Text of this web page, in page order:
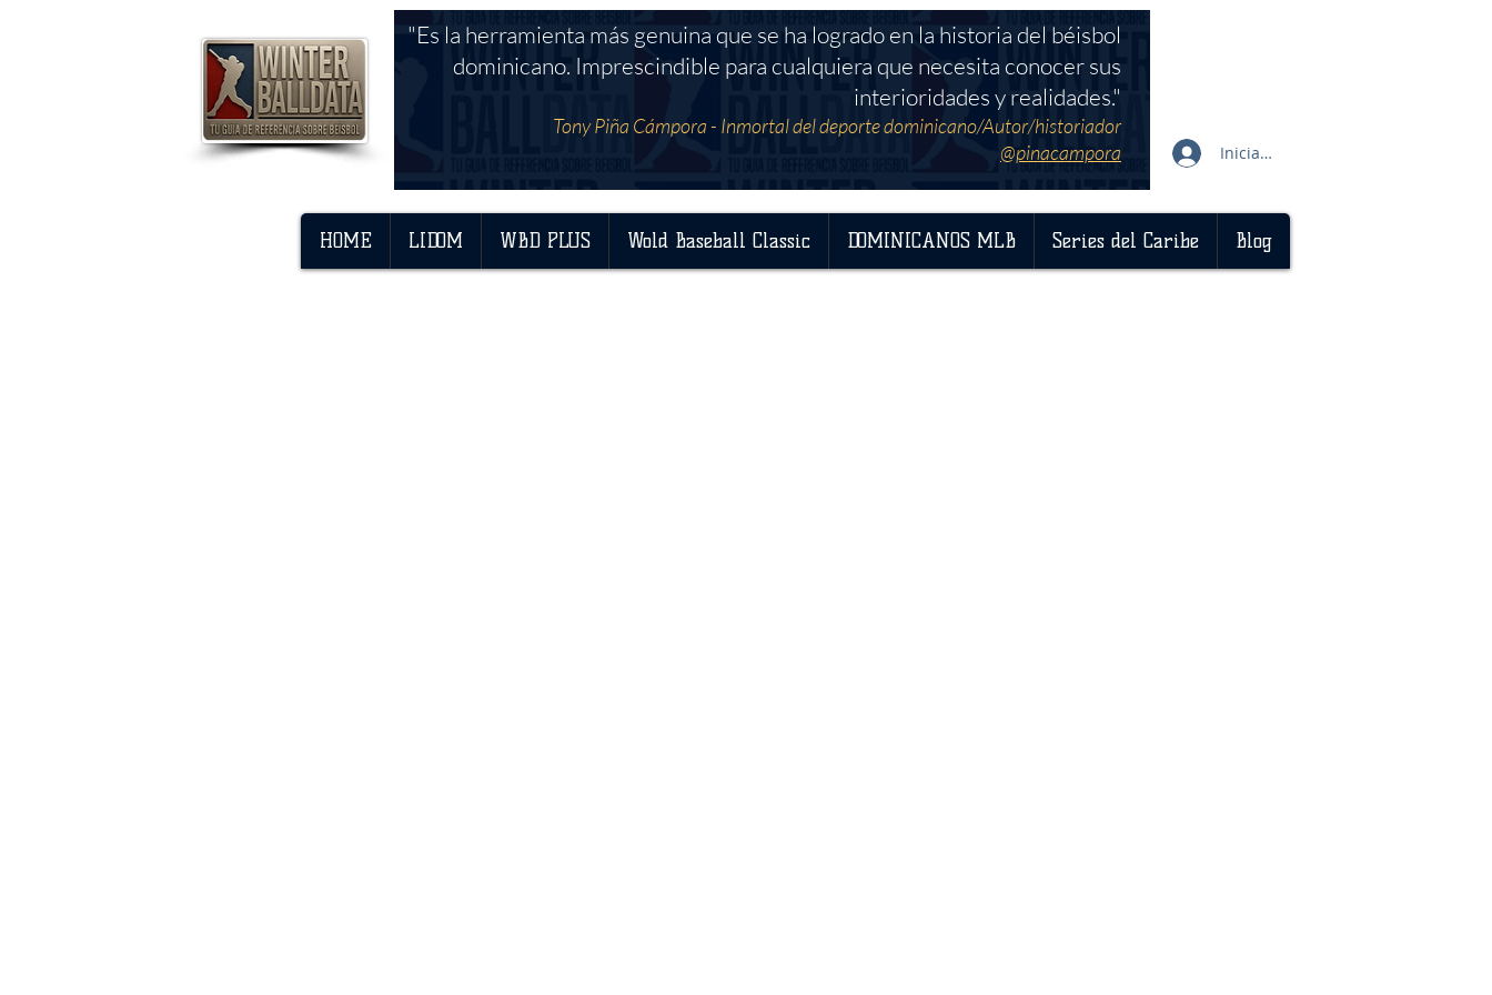
Iniciar sesión
HOME LIDOM WBD PLUS Wold Baseball Classic DOMINICANOS MLB Series del Caribe Blog
"Es la herramienta más genuina que se ha logrado en la historia del béisbol
dominicano. Imprescindible para cualquiera que necesita conocer sus
interioridades y realidades."
Tony Piña Cámpora - Inmortal del deporte dominicano/Autor/historiador
@pinacampora